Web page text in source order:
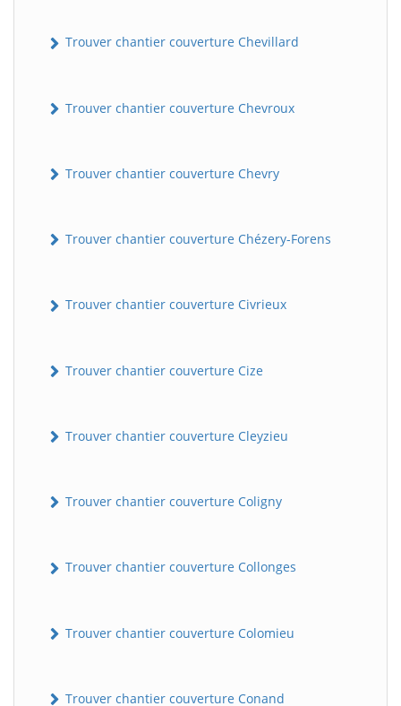
Trouver chantier couverture Chevillard
Trouver chantier couverture Chevroux
Trouver chantier couverture Chevry
Trouver chantier couverture Chézery-Forens
Trouver chantier couverture Civrieux
Trouver chantier couverture Cize
Trouver chantier couverture Cleyzieu
Trouver chantier couverture Coligny
Trouver chantier couverture Collonges
Trouver chantier couverture Colomieu
Trouver chantier couverture Conand
BatiWebPro